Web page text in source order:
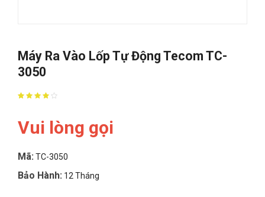
Máy Ra Vào Lốp Tự Động Tecom TC-
3050
Vui lòng gọi
Mã: TC-3050
Bảo Hành: 12 Tháng